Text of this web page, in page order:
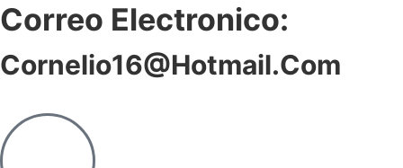
Correo Electronico:
Cornelio16@hotmail.com